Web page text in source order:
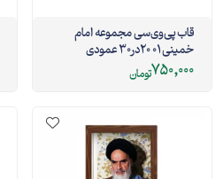
قاب پی‌وی‌سی مجموعه امام
خمینی 01 20در30 عمودی
750,000تومان